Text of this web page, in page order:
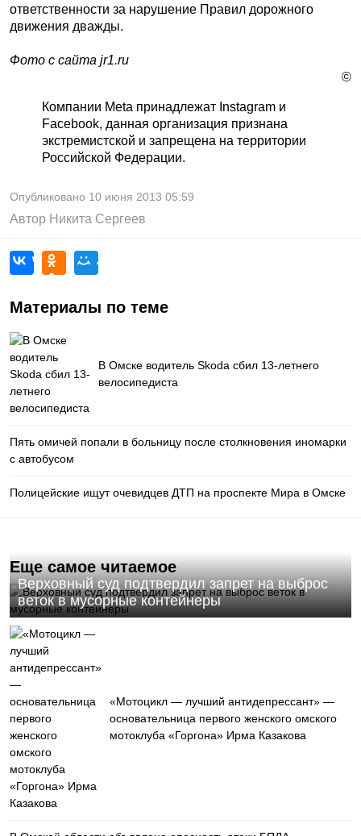
ответственности за нарушение Правил дорожного
движения дважды.
Фото с сайта jr1.ru
©
Компании Meta принадлежат Instagram и
Facebook, данная организация признана
экстремистской и запрещена на территории
Российской Федерации.
Опубликовано 10 июня 2013 05:59
Автор Никита Сергеев
Материалы по теме
В Омске водитель Skoda сбил 13-летнего
велосипедиста
Пять омичей попали в больницу после столкновения иномарки
с автобусом
Полицейские ищут очевидцев ДТП на проспекте Мира в Омске
Еще самое читаемое
Верховный суд подтвердил запрет на выброс
веток в мусорные контейнеры
«Мотоцикл — лучший антидепрессант» —
основательница первого женского омского
мотоклуба «Горгона» Ирма Казакова